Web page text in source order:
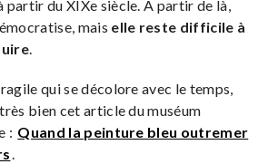
partir du XIXe siècle. À partir de là,
mais elle reste difficile à
.
qui se décolore avec le temps,
bien cet article du muséum
: Quand la peinture bleu outremer
.